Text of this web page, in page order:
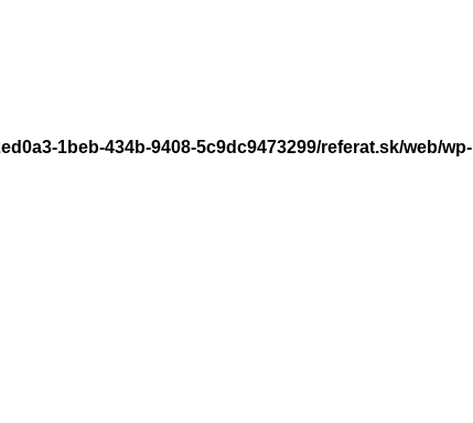
1beb-434b-9408-5c9dc9473299/referat.sk/web/wp-